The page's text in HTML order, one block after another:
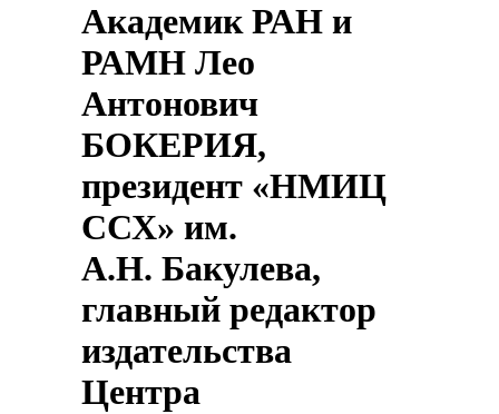
Академик РАН и
РАМН Лео
Антонович
БОКЕРИЯ,
президент «НМИЦ
ССХ» им.
А.Н. Бакулева,
главный редактор
издательства
Центра